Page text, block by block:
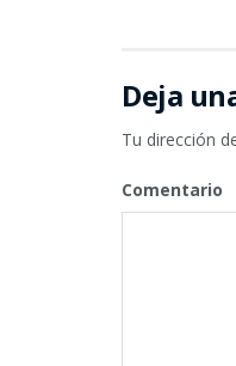
Deja
Tu dirección
Comentario